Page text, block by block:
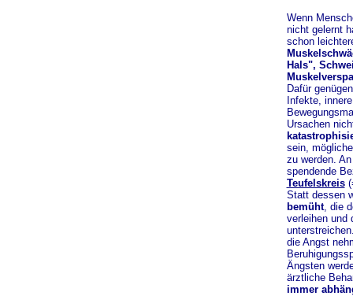
Wenn
nicht gelernt
schon
Hals",
Dafür
Infekte,
Ursachen
sein,
zu werden.
spendende
Teufelskreis
Statt dessen
bemüht, die
verleihen und
die Angst
Ängsten
ärztliche
immer